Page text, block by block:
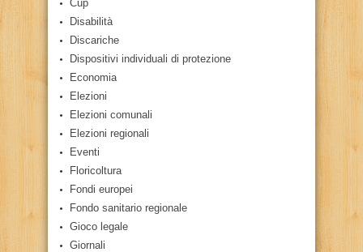
Cup
Disabilità
Discariche
Dispositivi individuali di protezione
Economia
Elezioni
Elezioni comunali
Elezioni regionali
Eventi
Floricoltura
Fondi europei
Fondo sanitario regionale
Gioco legale
Giornali